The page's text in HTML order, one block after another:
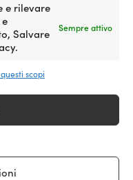
e rilevare
Salvare
Sempre attivo
scopi
da bagno pieghevole
gommone, 3 gradini,
86.8 – 37 cm, 25.4
per pontoni fino a Ø50 cm